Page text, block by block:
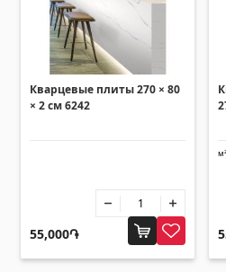
Все
Облицовочные
(2)
Потолки
Кварцевые плиты 270 × 80
× 2 см 6242
55,000֏